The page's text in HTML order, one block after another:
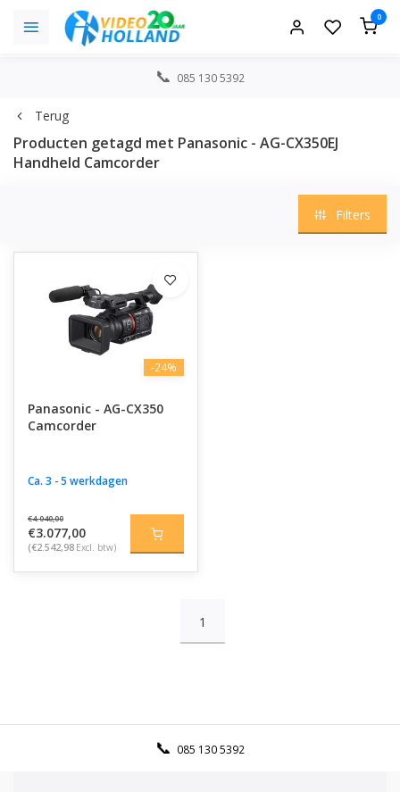
0
085 130 5392
Terug
Producten getagd met Panasonic - AG-CX350EJ
Handheld Camcorder
Filters
-24%
Panasonic - AG-CX350
Camcorder
Ca. 3 - 5 werkdagen
€4.040,00
€3.077,00
(€2.542,98 Excl. btw)
1
085 130 5392